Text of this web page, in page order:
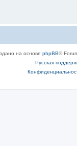
на основе phpBB®
Русская